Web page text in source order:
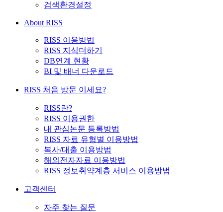
검색환경설정
About RISS
RISS 이용방법
RISS 지식더하기
DB연계 현황
BI 및 배너 다운로드
RISS 처음 방문 이세요?
RISS란?
RISS 이용권한
내 관심논문 등록방법
RISS 자료 유형별 이용방법
복사/대출 이용방법
해외전자자료 이용방법
RISS 정보취약계층 서비스 이용방법
고객센터
자주 찾는 질문